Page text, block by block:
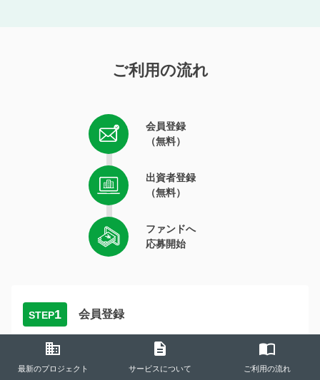
ご利用の流れ
会員登録
（無料）
出資者登録
（無料）
ファンドへ
応募開始
STEP1 会員登録
会員登録ページにてメールアドレスを入力し会員登録を行い
入力したメールアドレス宛に認証用メールが届きますので、
business
最新のプロジェクト
description
サービスについて
import_contacts
ご利用の流れ